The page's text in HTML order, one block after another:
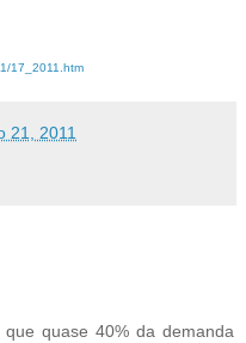
17_2011.htm
21, 2011
quase 40% da demanda